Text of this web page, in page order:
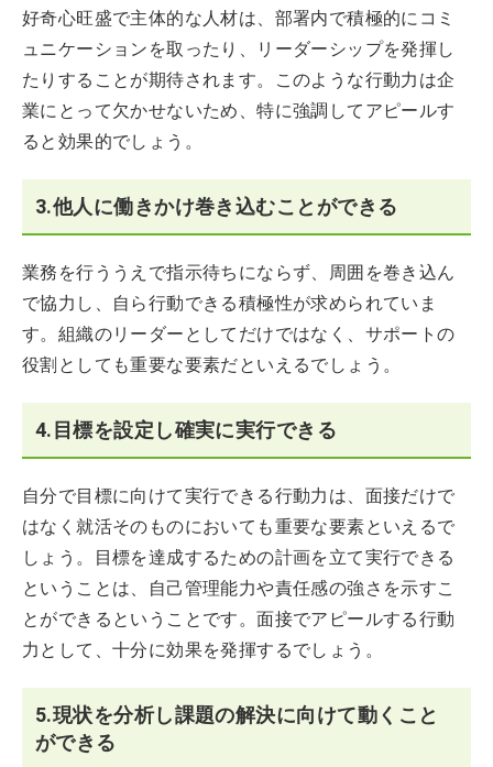
好奇心旺盛で主体的な人材は、部署内で積極的にコミ
ュニケーションを取ったり、リーダーシップを発揮し
たりすることが期待されます。このような行動力は企
業にとって欠かせないため、特に強調してアピールす
ると効果的でしょう。
3.他人に働きかけ巻き込むことができる
業務を行ううえで指示待ちにならず、周囲を巻き込ん
で協力し、自ら行動できる積極性が求められていま
す。組織のリーダーとしてだけではなく、サポートの
役割としても重要な要素だといえるでしょう。
4.目標を設定し確実に実行できる
自分で目標に向けて実行できる行動力は、面接だけで
はなく就活そのものにおいても重要な要素といえるで
しょう。目標を達成するための計画を立て実行できる
ということは、自己管理能力や責任感の強さを示すこ
とができるということです。面接でアピールする行動
力として、十分に効果を発揮するでしょう。
5.現状を分析し課題の解決に向けて動くこと
ができる